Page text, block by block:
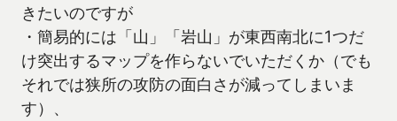
きたいのですが
・簡易的には「山」「岩山」が東西南北に1つだ
け突出するマップを作らないでいただくか（でも
それでは狭所の攻防の面白さが減ってしまいま
す）、